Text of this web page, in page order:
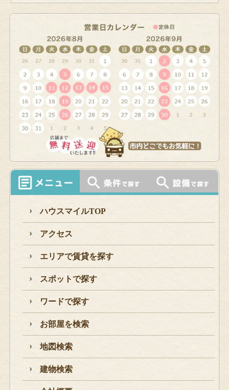
ハウスマイルTOP
アクセス
エリアで賃貸を探す
スポットで探す
ワードで探す
お部屋を検索
地図検索
建物検索